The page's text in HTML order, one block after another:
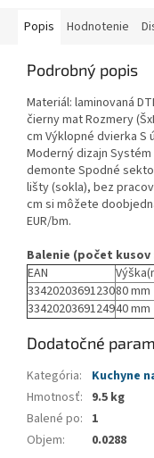
Popis Hodnotenie
Podrobný popis
Materiál: laminovaná
čierny mat Rozmery
cm Výklopné dvierka S
Moderný dizajn
demonte Spodné
lišty (sokla), bez
cm si môžete
EUR/bm.
Balenie (počet kusov
EAN
3342020369123080 mm
3342020369124940 mm
Dodatočné
Kategória:
Kuchyne
Hmotnosť: 9.5 kg
Balené po: 1
Objem: 0.0288